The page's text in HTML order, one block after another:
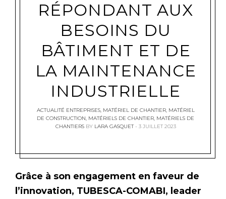
RÉPONDANT AUX
BESOINS DU
BÂTIMENT ET DE
LA MAINTENANCE
INDUSTRIELLE
ACTUALITÉ ENTREPRISES, MATÉRIEL DE CHANTIER, MATÉRIEL
DE CONSTRUCTION, MATÉRIELS DE CHANTIER, MATÉRIELS DE
CHANTIERS BY LARA GASQUET 3 JUILLET 2023
Grâce à son engagement en faveur de
l’innovation, TUBESCA-COMABI, leader